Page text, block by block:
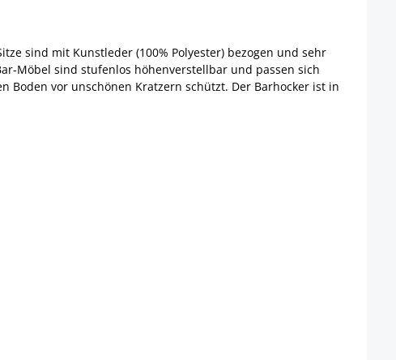
sind mit Kunstleder (100% Polyester) bezogen und sehr
Möbel sind stufenlos höhenverstellbar und passen sich
vor unschönen Kratzern schützt. Der Barhocker ist in